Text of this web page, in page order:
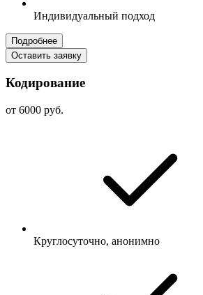
Индивидуальный подход
Подробнее
Оставить заявку
Кодирование
от 6000 руб.
Круглосуточно, анонимно